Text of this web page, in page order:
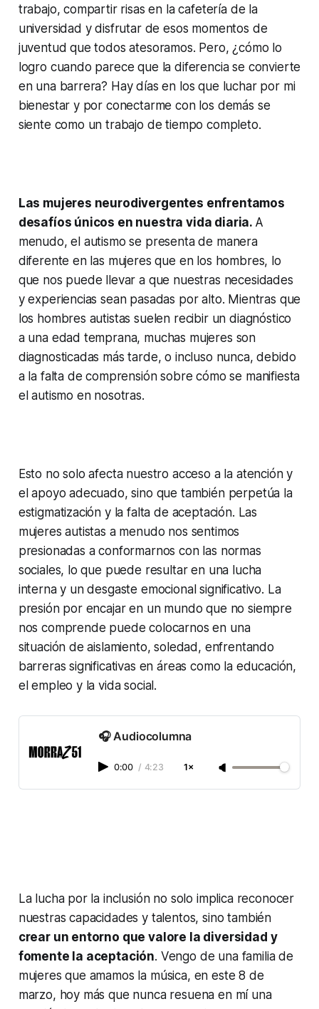
trabajo, compartir risas en la cafetería de la
universidad y disfrutar de esos momentos de
juventud que todos atesoramos. Pero, ¿cómo lo
logro cuando parece que la diferencia se convierte
en una barrera? Hay días en los que luchar por mi
bienestar y por conectarme con los demás se
siente como un trabajo de tiempo completo.
Las mujeres neurodivergentes enfrentamos
desafíos únicos en nuestra vida diaria. A
menudo, el autismo se presenta de manera
diferente en las mujeres que en los hombres, lo
que nos puede llevar a que nuestras necesidades
y experiencias sean pasadas por alto. Mientras que
los hombres autistas suelen recibir un diagnóstico
a una edad temprana, muchas mujeres son
diagnosticadas más tarde, o incluso nunca, debido
a la falta de comprensión sobre cómo se manifiesta
el autismo en nosotras.
Esto no solo afecta nuestro acceso a la atención y
el apoyo adecuado, sino que también perpetúa la
estigmatización y la falta de aceptación. Las
mujeres autistas a menudo nos sentimos
presionadas a conformarnos con las normas
sociales, lo que puede resultar en una lucha
interna y un desgaste emocional significativo. La
presión por encajar en un mundo que no siempre
nos comprende puede colocarnos en una
situación de aislamiento, soledad, enfrentando
barreras significativas en áreas como la educación,
el empleo y la vida social.
🎧 Audiocolumna
0:00 / 4:23 1×
La lucha por la inclusión no solo implica reconocer
nuestras capacidades y talentos, sino también
crear un entorno que valore la diversidad y
fomente la aceptación. Vengo de una familia de
mujeres que amamos la música, en este 8 de
marzo, hoy más que nunca resuena en mí una